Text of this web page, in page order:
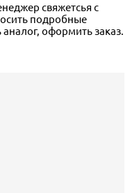
свяжетсья с
подробные
оформить заказ.